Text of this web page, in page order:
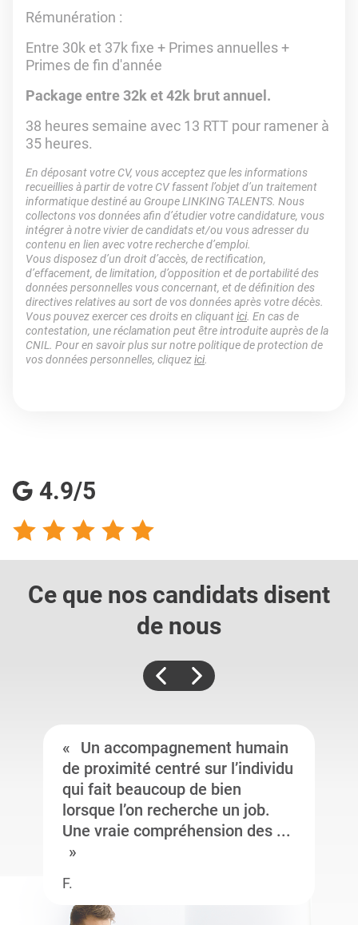
Rémunération :
Entre 30k et 37k fixe + Primes annuelles +
Primes de fin d'année
Package entre 32k et 42k brut annuel.
38 heures semaine avec 13 RTT pour ramener à
35 heures.
En déposant votre CV, vous acceptez que les informations
recueillies à partir de votre CV fassent l’objet d’un traitement
informatique destiné au Groupe LINKING TALENTS. Nous
collectons vos données afin d’étudier votre candidature, vous
intégrer à notre vivier de candidats et/ou vous adresser du
contenu en lien avec votre recherche d’emploi.
Vous disposez d’un droit d’accès, de rectification,
d’effacement, de limitation, d’opposition et de portabilité des
données personnelles vous concernant, et de définition des
directives relatives au sort de vos données après votre décès.
Vous pouvez exercer ces droits en cliquantici. En cas de
contestation, une réclamation peut être introduite auprès de la
CNIL. Pour en savoir plus sur notre politique de protection de
vos données personnelles, cliquezici.
4.9/5
Ce que nos candidats disent
de nous
Un accompagnement humain
de proximité centré sur l’individu
qui fait beaucoup de bien
lorsque l’on recherche un job.
Une vraie compréhension des ...
F.